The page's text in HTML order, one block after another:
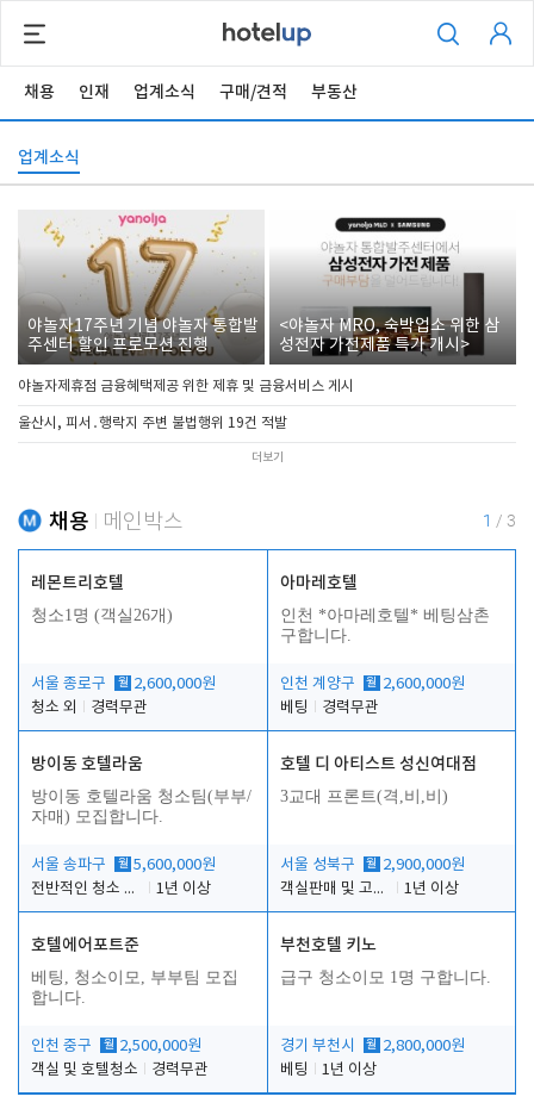
채용 인재 업계소식 구매/견적 부동산
업계소식
야놀자17주년 기념 야놀자 통합발
주센터 할인 프로모션 진행
<야놀자 MRO, 숙박업소 위한 삼
성전자 가전제품 특가 개시>
야놀자제휴점 금융혜택제공 위한 제휴 및 금융서비스 게시
울산시, 피서․행락지 주변 불법행위 19건 적발
더보기
채용 메인박스 1 / 3
레몬트리호텔
청소1명 (객실26개)
서울 종로구 월 2,600,000원
청소 외
경력무관
아마레호텔
인천 *아마레호텔* 베팅삼촌
구합니다.
인천 계양구 월 2,600,000원
베팅
경력무관
방이동 호텔라움
방이동 호텔라움 청소팀(부부/
자매) 모집합니다.
서울 송파구 월 5,600,000원
전반적인 청소 업무(객실청소.객실정리)
1년 이상
호텔 디 아티스트 성신여대점
3교대 프론트(격,비,비)
서울 성북구 월 2,900,000원
객실판매 및 고객응대
1년 이상
호텔에어포트준
베팅, 청소이모, 부부팀 모집
합니다.
인천 중구 월 2,500,000원
객실 및 호텔청소
경력무관
부천호텔 키노
급구 청소이모 1명 구합니다.
경기 부천시 월 2,800,000원
베팅
1년 이상